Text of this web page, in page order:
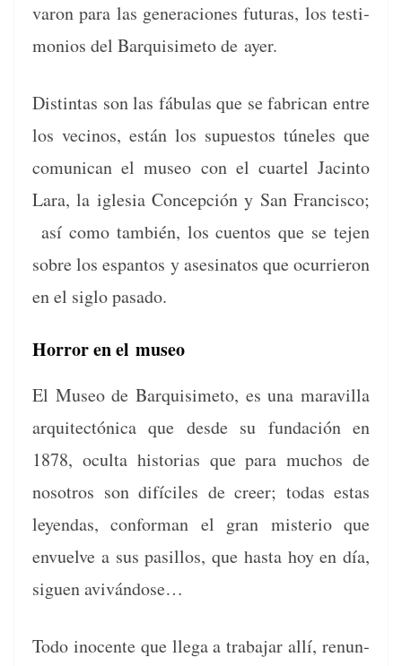
varon para las gen­era­ciones futuras, los tes­ti­
mo­nios del Bar­quisime­to de ayer.
Dis­tin­tas son las fábu­las que se fab­ri­can entre
los veci­nos, están los supuestos túne­les que
comu­ni­can el museo con el cuar­tel Jac­in­to
Lara, la igle­sia Con­cep­ción y San Fran­cis­co;
así como tam­bién, los cuen­tos que se tejen
sobre los espan­tos y asesinatos que ocur­rieron
en el siglo pasado.
Horror en el museo
El Museo de Bar­quisime­to, es una mar­avil­la
arqui­tec­tóni­ca que des­de su fun­dación en
1878, ocul­ta his­to­rias que para muchos de
nosotros son difí­ciles de creer; todas estas
leyen­das, con­for­man el gran mis­te­rio que
envuelve a sus pasil­los, que has­ta hoy en día,
siguen avivándose…
Todo inocente que lle­ga a tra­ba­jar allí, renun­